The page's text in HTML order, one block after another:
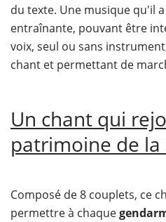
du texte. Une musique qu'il
entraînante, pouvant être
voix, seul ou sans
chant et permettant de
Un chant qui
patrimoine de
Composé de 8 couplets, ce
permettre à chaque